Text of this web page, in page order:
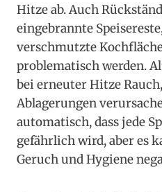
Hitze ab. Auch
eingebrannte
verschmutzte
problematisch werden.
bei erneuter Hitze
Ablagerungen
automatisch, dass jede
gefährlich wird, aber es
Geruch und Hygiene